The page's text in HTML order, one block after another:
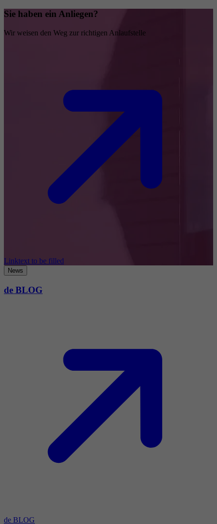
Sie haben ein Anliegen?
Wir weisen den Weg zur richtigen Anlaufstelle
Linktext to be filled
News
de BLOG
de BLOG